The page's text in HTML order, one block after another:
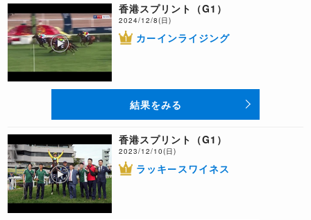
香港スプリント（G1）
2024/12/8(日)
カーインライジング
結果をみる
香港スプリント（G1）
2023/12/10(日)
ラッキースワイネス